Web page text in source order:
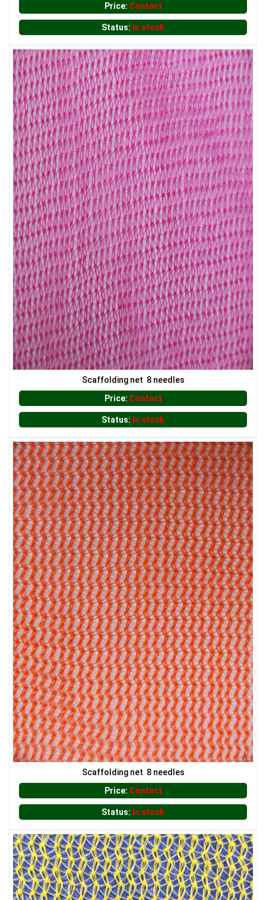
LƯỚI XÂY DỰNG
LƯỚI HÀNG RÀO HÌNH VUÔNG
LƯỚI CHE NẮNG
LƯỚI HÀNG RÀO HÌNH CHỮ NHẬT
LƯỚI CHẮN CHIM
Price: Contact
Status: In stock
Scaffolding net 8 needles
Price: Contact
Status: In stock
Scaffolding net 8 needles
Price: Contact
Status: In stock